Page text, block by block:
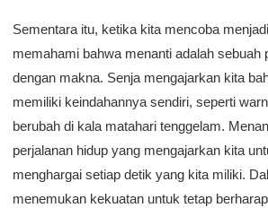
Sementara itu, ketika kita mencoba
memahami bahwa menanti adalah sebuah
dengan makna. Senja mengajarkan kita
memiliki keindahannya sendiri, seperti
berubah di kala matahari tenggelam.
perjalanan hidup yang mengajarkan kita
menghargai setiap detik yang kita miliki.
menemukan kekuatan untuk tetap